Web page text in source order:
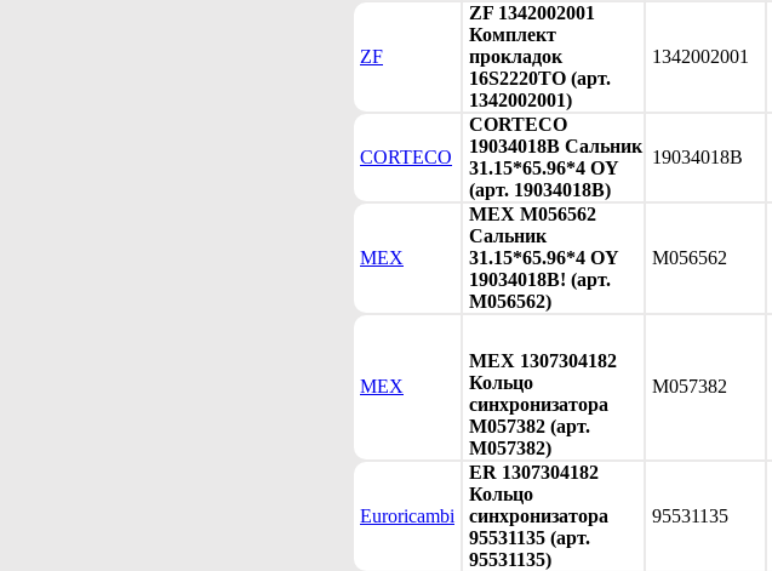
ZF
ZF 1342002001
Комплект
прокладок
16S2220TO (арт.
1342002001)
1342002001
CORTECO
CORTECO
19034018B Сальник
31.15*65.96*4 OY
(арт. 19034018B)
19034018B
MEX
MEX M056562
Сальник
31.15*65.96*4 OY
19034018B! (арт.
M056562)
M056562
MEX
MEX 1307304182
Кольцо
синхронизатора
M057382 (арт.
M057382)
M057382
Euroricambi
ER 1307304182
Кольцо
синхронизатора
95531135 (арт.
95531135)
95531135